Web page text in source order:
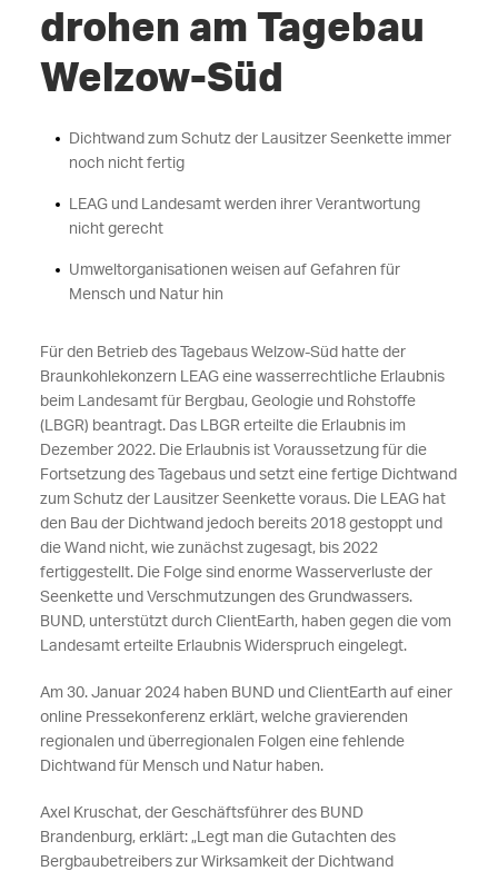
drohen am Tagebau
Welzow-Süd
Dichtwand zum Schutz der Lausitzer Seenkette immer
noch nicht fertig
LEAG und Landesamt werden ihrer Verantwortung
nicht gerecht
Umweltorganisationen weisen auf Gefahren für
Mensch und Natur hin
Für den Betrieb des Tagebaus Welzow-Süd hatte der
Braunkohlekonzern LEAG eine wasserrechtliche Erlaubnis
beim Landesamt für Bergbau, Geologie und Rohstoffe
(LBGR) beantragt. Das LBGR erteilte die Erlaubnis im
Dezember 2022. Die Erlaubnis ist Voraussetzung für die
Fortsetzung des Tagebaus und setzt eine fertige Dichtwand
zum Schutz der Lausitzer Seenkette voraus. Die LEAG hat
den Bau der Dichtwand jedoch bereits 2018 gestoppt und
die Wand nicht, wie zunächst zugesagt, bis 2022
fertiggestellt. Die Folge sind enorme Wasserverluste der
Seenkette und Verschmutzungen des Grundwassers.
BUND, unterstützt durch ClientEarth, haben gegen die vom
Landesamt erteilte Erlaubnis Widerspruch eingelegt.
Am 30. Januar 2024 haben BUND und ClientEarth auf einer
online Pressekonferenz erklärt, welche gravierenden
regionalen und überregionalen Folgen eine fehlende
Dichtwand für Mensch und Natur haben.
Axel Kruschat, der Geschäftsführer des BUND
Brandenburg, erklärt: „Legt man die Gutachten des
Bergbaubetreibers zur Wirksamkeit der Dichtwand